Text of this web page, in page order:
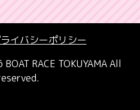
イバシーポリシー
RACE TOKUYAMA All